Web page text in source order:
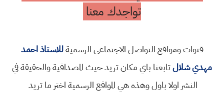
تواجدك معنا
قنوات ومواقع التواصل الاجتماعي الرسميةللاستاذ احمد
مهدي شلالتابعنا باي مكان تريد حيث المصداقية والحقيقة في
النشر اولا باول وهذه هي المواقع الرسمية اختر ما تريد